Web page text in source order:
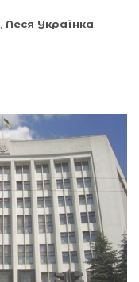
Леся Українка